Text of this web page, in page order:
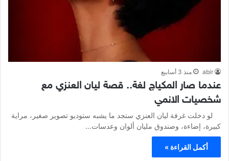
abir منذ 3 أسابيع
عندما صار المكياج لغة.. قصة ليان العنزي مع
شخصيات الانمي
لو دخلت غرفة ليان العنزي ستجد ما يشبه ستوديو تصوير صغير، مراية
كبيرة، إضاءة، وصندوق مليان ألوان وعدسات…
أكمل القراءة »